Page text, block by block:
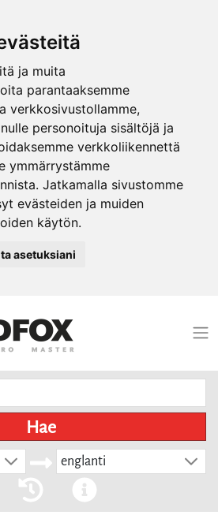
ja muita
parantaaksemme
verkkosivustollamme,
personoituja sisältöjä ja
verkkoliikennettä
ymmärrystämme
Jatkamalla sivustomme
evästeiden ja muiden
käytön.
asetuksiani
Hae
englanti